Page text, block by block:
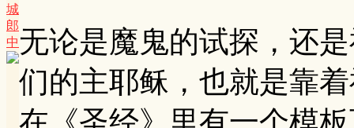
城
郎
中 无论是魔鬼的试探，还
们的主耶稣，也就是靠